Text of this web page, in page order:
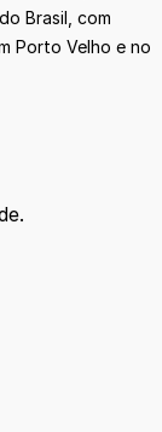
Brasil, com
Porto Velho e no